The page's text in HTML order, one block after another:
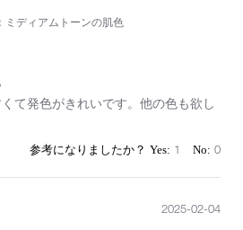
ミディアムトーンの肌色
て発色がきれいです。他の色も欲し
1 0
2025-02-04